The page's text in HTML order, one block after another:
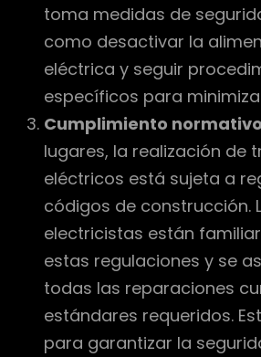
toma medidas de
como desactivar la
eléctrica y seguir
específicos para
Cumplimiento
lugares, la realización de
eléctricos está sujeta a
códigos de construcción.
electricistas están
estas regulaciones y se
todas las reparaciones
estándares requeridos.
para garantizar la